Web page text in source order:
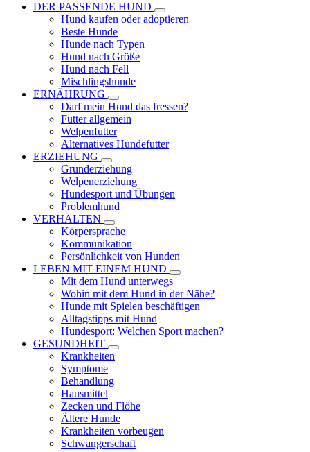
DER PASSENDE HUND
Hund kaufen oder adoptieren
Beste Hunde
Hunde nach Typen
Hund nach Größe
Hund nach Fell
Mischlingshunde
ERNÄHRUNG
Darf mein Hund das fressen?
Futter allgemein
Welpenfutter
Alternatives Hundefutter
ERZIEHUNG
Grunderziehung
Welpenerziehung
Hundesport und Übungen
Problemhund
VERHALTEN
Körpersprache
Kommunikation
Persönlichkeit von Hunden
LEBEN MIT EINEM HUND
Mit dem Hund unterwegs
Wohin mit dem Hund in der Nähe?
Hunde mit Spielen beschäftigen
Alltagstipps mit Hund
Hundesport: Welchen Sport machen?
GESUNDHEIT
Krankheiten
Symptome
Behandlung
Hausmittel
Zecken und Flöhe
Ältere Hunde
Krankheiten vorbeugen
Schwangerschaft